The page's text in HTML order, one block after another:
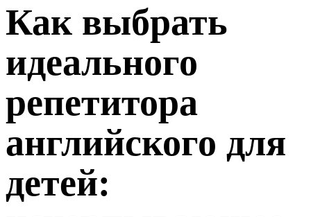
Как выбрать
идеального
репетитора
английского для
детей: